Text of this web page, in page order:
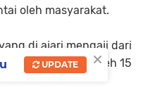
oleh masyarakat.
di ajari mengaji dari
13 tahun diikuti oleh 15
×
UPDATE